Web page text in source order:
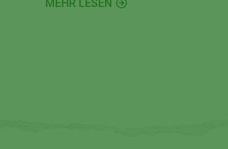
MEHR LESEN